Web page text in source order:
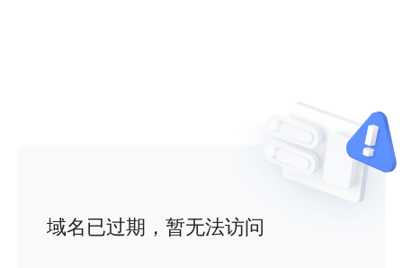
域名已过期，暂无法访问